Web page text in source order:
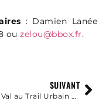
: Damien Lanée
ou zelou@bbox.fr.
SUIVANT
Le TC Val au Trail Urbain de Granville le 1er Juillet 2022